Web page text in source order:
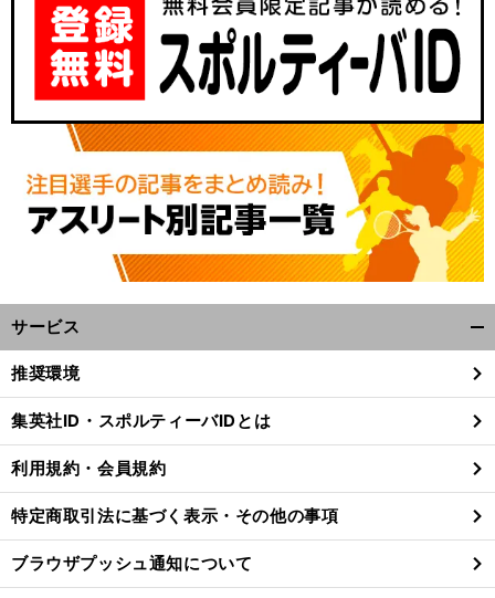
前
サービス
閉
る
推奨環境
集英社ID・スポルティーバIDとは
利用規約・会員規約
特定商取引法に基づく表示・その他の事項
ブラウザプッシュ通知について